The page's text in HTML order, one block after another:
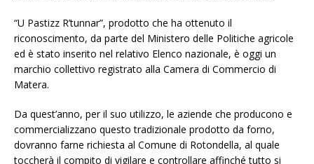
“U Pastizz R’tunnar”, prodotto che ha ottenuto il
riconoscimento, da parte del Ministero delle Politiche agricole
ed è stato inserito nel relativo Elenco nazionale, è oggi un
marchio collettivo registrato alla Camera di Commercio di
Matera.
Da quest’anno, per il suo utilizzo, le aziende che producono e
commercializzano questo tradizionale prodotto da forno,
dovranno farne richiesta al Comune di Rotondella, al quale
toccherà il compito di vigilare e controllare affinché tutto si